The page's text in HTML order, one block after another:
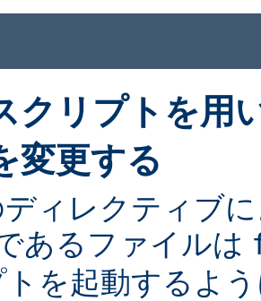
クリプトを用
変更する
ディレクティブ
あるファイルは
トを起動するよ